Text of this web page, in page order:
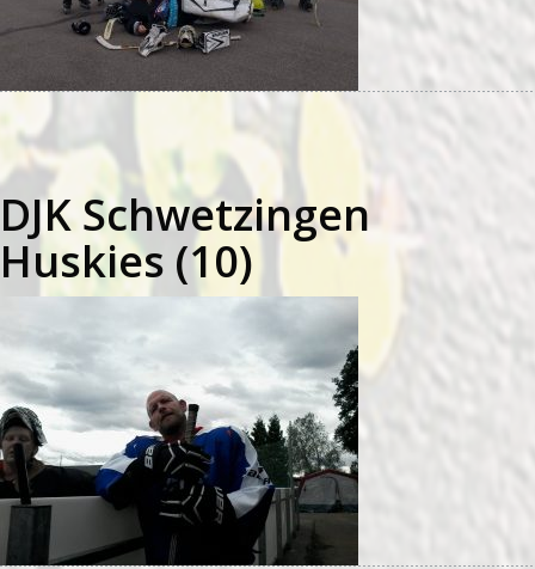
DJK Schwetzingen
Huskies (10)